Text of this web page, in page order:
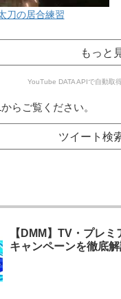
刀の居合練習
もっと
YouTube DATA APIで自動取
らご覧ください。
ツイート検
【DMM】TV・プレ
キャンペーンを徹底